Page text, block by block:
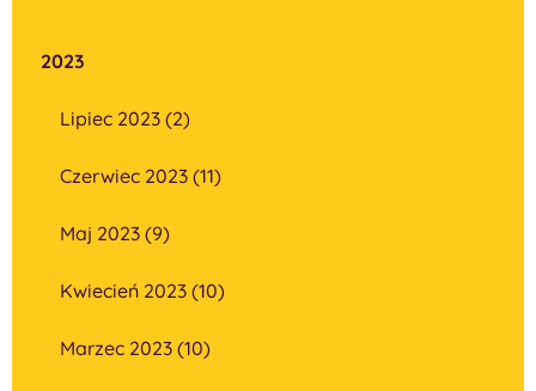
2023
Lipiec 2023 (2)
Czerwiec 2023 (11)
Maj 2023 (9)
Kwiecień 2023 (10)
Marzec 2023 (10)